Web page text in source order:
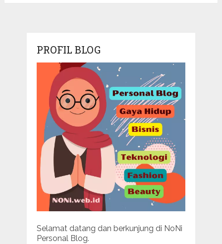
PROFIL BLOG
Selamat datang dan berkunjung di NoNi
Personal Blog.